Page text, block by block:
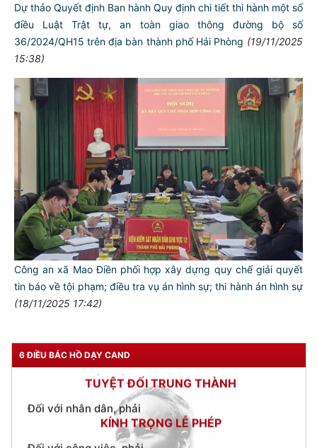
Dự thảo Quyết định Ban hành Quy định chi tiết thi hành một số
điều Luật Trật tự, an toàn giao thông đường bộ số
36/2024/QH15 trên địa bàn thành phố Hải Phòng (19/11/2025
15:38)
Công an xã Mao Điền phối hợp xây dựng quy chế giải quyết
tin báo về tội phạm; điều tra vụ án hình sự; thi hành án hình sự
(18/11/2025 17:42)
6 ĐIỀU BÁC HỒ DẠY CAND
TƯ CÁCH
NGƯỜI CÔNG AN CÁCH MỆNH LÀ:
Đối với tự mình, phải
CẦN, KIỆM, LIÊM, CHÍNH
Đối với đồng sự, phải
THÂN ÁI GIÚP ĐỠ
Đối với nhân dân, phải
KÍNH TRỌNG LỄ PHÉP
Đối với công việc, phải
TẬN TỤY
Đối với địch, phải